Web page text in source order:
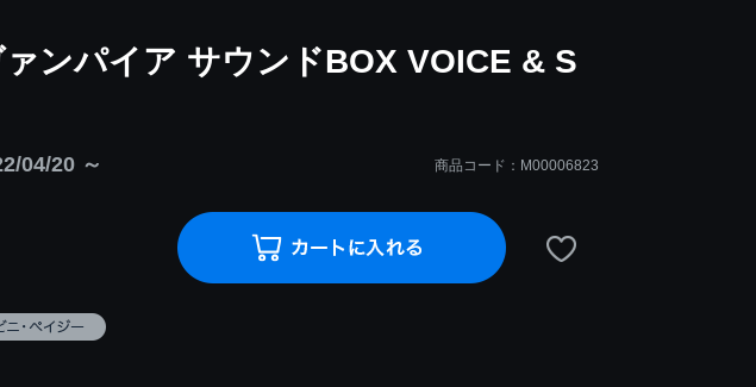
ァンパイア サウンドBOX VOICE & S
04/20 ～ 商品コード：M00006823